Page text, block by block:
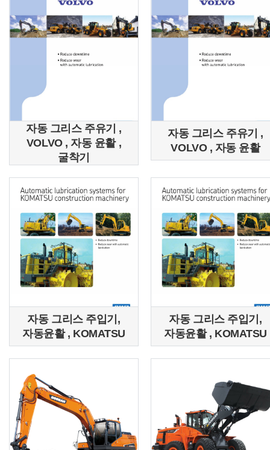
자동 그리스 주유기 ,
VOLVO , 자동 윤활 ,
굴착기
자동 그리스 주유기 ,
VOLVO , 자동 윤활
자동 그리스 주입기,
자동윤활 , KOMATSU
자동 그리스 주입기,
자동윤활 , KOMATSU